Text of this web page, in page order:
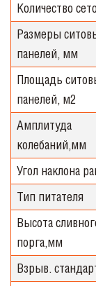
Количество
Размеры
панелей, мм
Площадь
панелей, м2
Амплитуда
колебаний,мм
Угол наклона
Тип питателя
Высота
порга,мм
Взрыв.